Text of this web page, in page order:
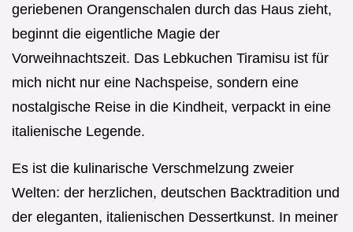
geriebenen Orangenschalen durch das Haus zieht,
beginnt die eigentliche Magie der
Vorweihnachtszeit. Das Lebkuchen Tiramisu ist für
mich nicht nur eine Nachspeise, sondern eine
nostalgische Reise in die Kindheit, verpackt in eine
italienische Legende.
Es ist die kulinarische Verschmelzung zweier
Welten: der herzlichen, deutschen Backtradition und
der eleganten, italienischen Dessertkunst. In meiner